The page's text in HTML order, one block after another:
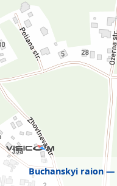
Buchanskyi raion